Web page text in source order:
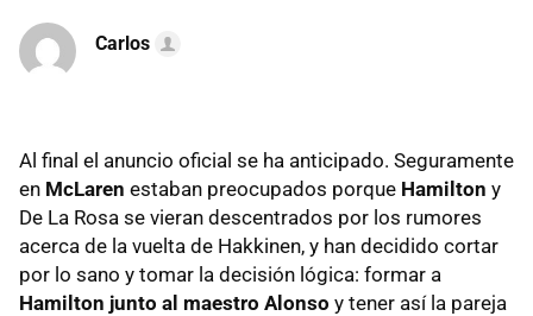
Carlos
Al final el anuncio oficial se ha anticipado. Seguramente
en McLaren estaban preocupados porque Hamilton y
De La Rosa se vieran descentrados por los rumores
acerca de la vuelta de Hakkinen, y han decidido cortar
por lo sano y tomar la decisión lógica: formar a
Hamilton junto al maestro Alonso y tener así la pareja